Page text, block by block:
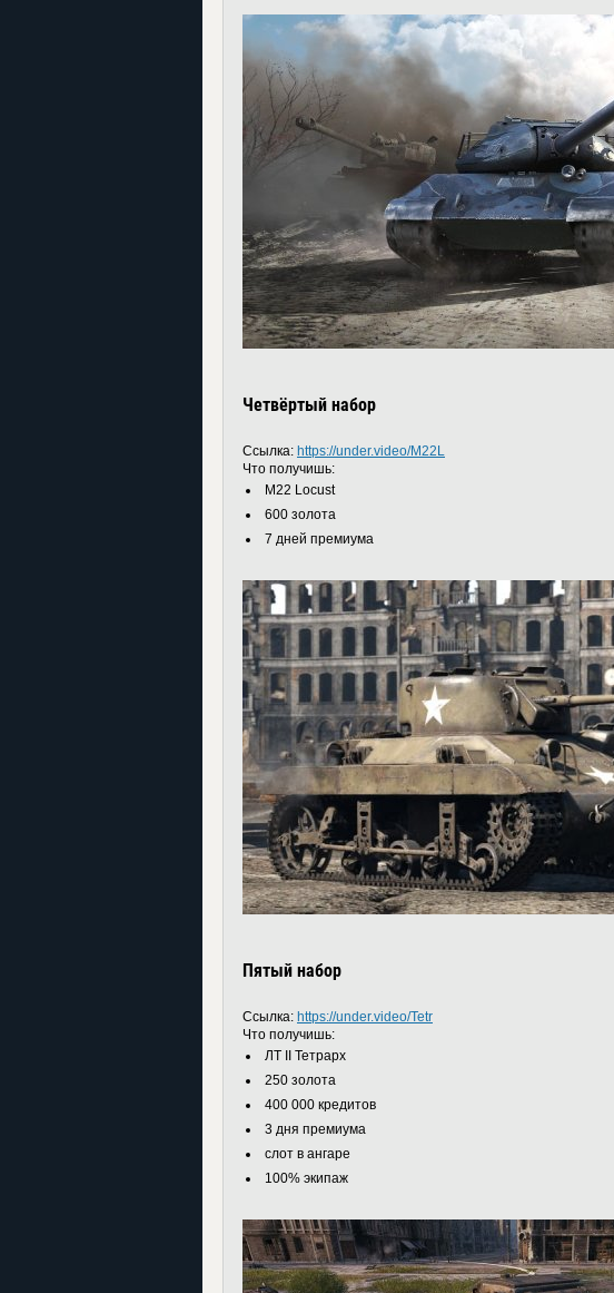
Четвёртый набор
Ссылка: https://under.video/M22L
Что получишь:
M22 Locust
600 золота
7 дней премиума
Пятый набор
Ссылка: https://under.video/Tetr
Что получишь:
ЛТ II Тетрарх
250 золота
400 000 кредитов
3 дня премиума
слот в ангаре
100% экипаж